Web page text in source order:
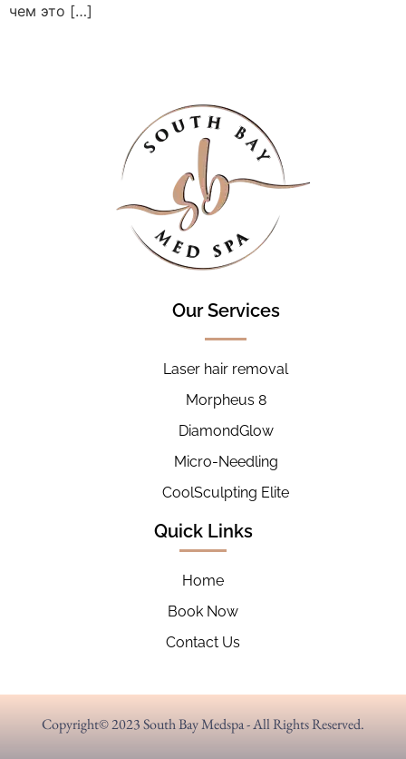
чем это […]
Our Services
Laser hair removal
Morpheus 8
DiamondGlow
Micro-Needling
CoolSculpting Elite
Quick Links
Home
Book Now
Contact Us
Copyright© 2023 South Bay Medspa - All Rights Reserved.